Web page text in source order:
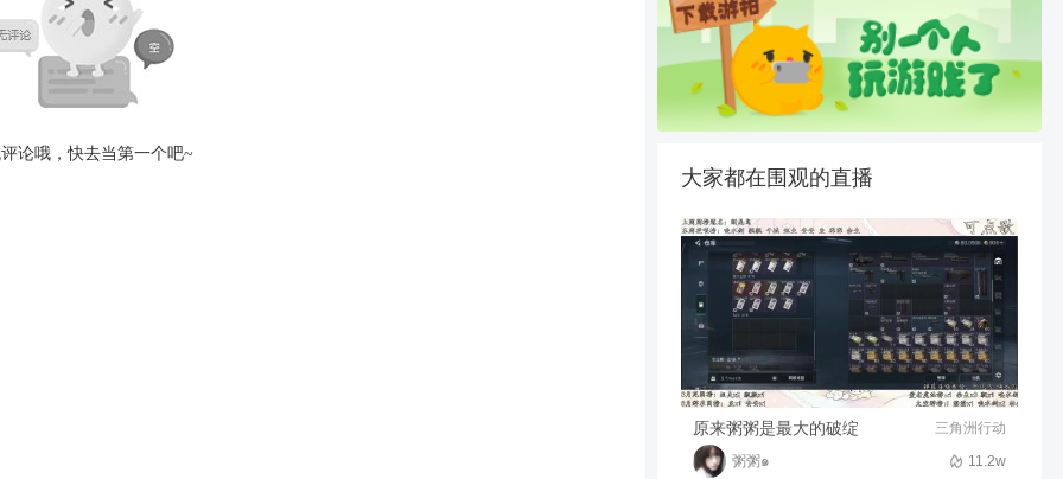
论哦，快去当第一个吧~
03:26
【永劫无间手游】你知道的
呀！顾清寒全方位教学来啦！
不学白不学
923
小江海呀
00:49
【松】爱意随风起，吹跑他和
你
4小松a
00:20
刚开一把给我卡成这样
261
卧听风雨声_
01:13
失控进化 港口下方别有洞天
地铁站也能致富！
29.6w
压蛋夫人
（菠萝吹雪）当你有个好队友
时
230
猎影、菠萝吹雪
大家都在围观的直播
三角洲行动
原来粥粥是最大的破绽
11.2w
粥粥๑